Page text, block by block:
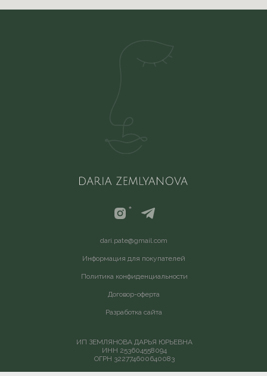
*
Политика конфиденциальности
ИП ЗЕМЛЯНОВА ДАРЬЯ ЮРЬЕВНА
ИНН 253604558094
ОГРН 322774600640083
Разработка сайта
Договор-оферта
Информация для покупателей
dari.pate@gmail.com